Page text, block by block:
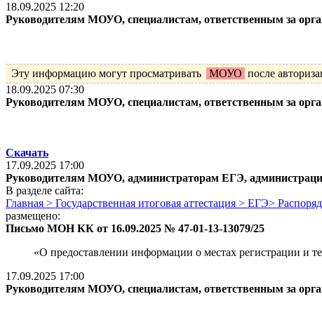
18.09.2025 12:20
Руководителям МОУО, специалистам, ответственным за
Эту информацию могут просматривать МОУО после
18.09.2025 07:30
Руководителям МОУО, специалистам, ответственным за
Скачать
17.09.2025 17:00
Руководителям МОУО, администраторам ЕГЭ,
В разделе сайта:
Главная > Государственная итоговая аттестация > ЕГЭ>
размещено:
Письмо МОН КК от 16.09.2025 № 47-01-13-13079/25
«О предоставлении информации о местах регистрации и
17.09.2025 17:00
Руководителям МОУО, специалистам, ответственным за